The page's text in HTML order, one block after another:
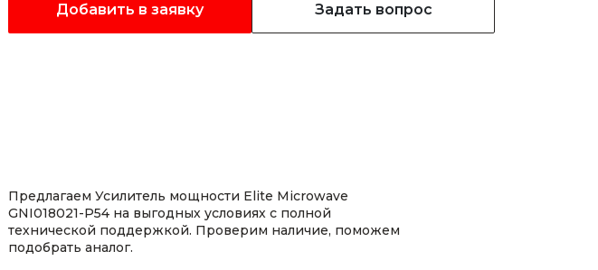
Добавить в заявку Задать вопрос
Предлагаем Усилитель мощности Elite Microwave
GNI018021-P54 на выгодных условиях с полной
технической поддержкой. Проверим наличие, поможем
подобрать аналог.